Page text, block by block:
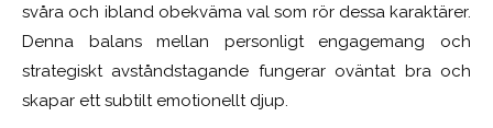
svåra och ibland obekväma val som rör dessa karaktärer.
Denna balans mellan personligt engagemang och
strategiskt avståndstagande fungerar oväntat bra och
skapar ett subtilt emotionellt djup.